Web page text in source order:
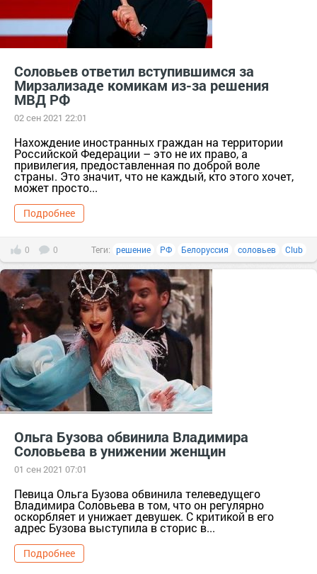
Соловьев ответил вступившимся за
Мирзализаде комикам из-за решения
МВД РФ
02 сен 2021 22:01
Нахождение иностранных граждан на территории
Российской Федерации – это не их право, а
привилегия, предоставленная по доброй воле
страны. Это значит, что не каждый, кто этого хочет,
может просто...
Подробнее
0 0 Теги: решение РФ Белоруссия соловьев Club
Ольга Бузова обвинила Владимира
Соловьева в унижении женщин
01 сен 2021 07:01
Певица Ольга Бузова обвинила телеведущего
Владимира Соловьева в том, что он регулярно
оскорбляет и унижает девушек. С критикой в его
адрес Бузова выступила в сторис в...
Подробнее